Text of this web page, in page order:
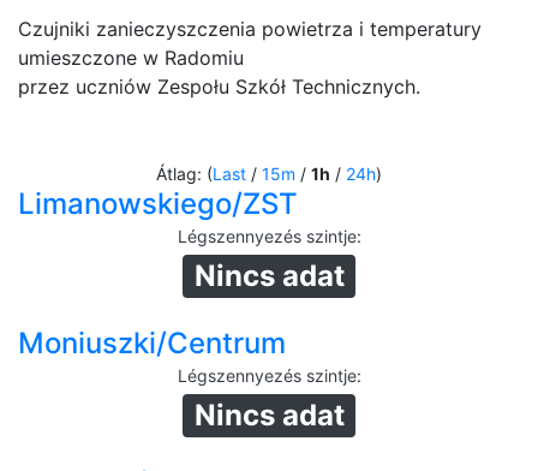
Czujniki zanieczyszczenia powietrza i temperatury
umieszczone w Radomiu
przez uczniów Zespołu Szkół Technicznych.
Átlag: (Last / 15m / 1h / 24h)
Limanowskiego/ZST
Légszennyezés szintje:
Nincs adat
Moniuszki/Centrum
Légszennyezés szintje:
Nincs adat